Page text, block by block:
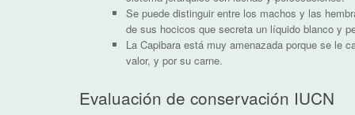
Se puede distinguir entre los machos y las
de sus hocicos que secreta un líquido blanco y
La Capibara está muy amenazada porque se le
valor, y por su carne.
Evaluación de conservación IUCN